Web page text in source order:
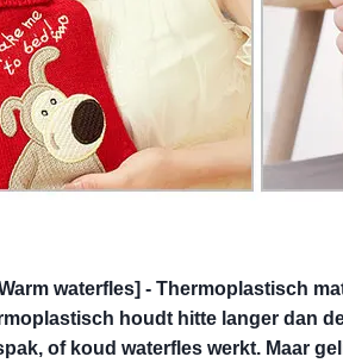
waterfles] - Thermoplastisch
houdt hitte langer dan
of koud waterfles werkt. Maar